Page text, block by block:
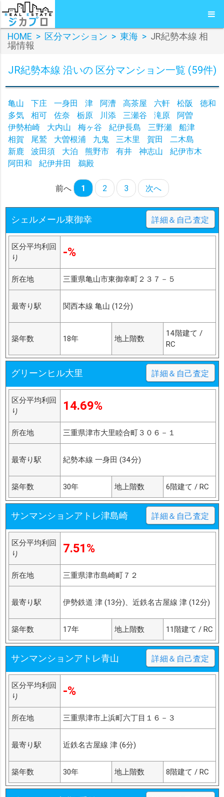
HOME > 区分マンション > 東海 > JR紀勢本線 相
場情報
JR紀勢本線 沿いの 区分マンション一覧 (59件)
亀山 下庄 一身田 津 阿漕 高茶屋 六軒 松阪
徳和
多気
相可 佐奈 栃原 川添 三瀬谷 滝原
阿曽
伊勢柏崎
大内山 梅ヶ谷 紀伊長島 三野瀬
船津
相賀
尾鷲 大曽根浦 九鬼 三木里 賀田
二木島
新鹿
波田須 大泊 熊野市 有井 神志山
紀伊市木
阿田和
紀伊井田 鵜殿
前へ 1 2 3 次へ
シェルメール東御幸 詳細＆自己査定
区分平均利回
り
-%
所在地 三重県亀山市東御幸町２３７－５
最寄り駅 関西本線 亀山 (12分)
築年数 18年 地上階数
14階建て /
RC
グリーンヒル大里 詳細＆自己査定
区分平均利回
り
14.69%
所在地 三重県津市大里睦合町３０６－１
最寄り駅 紀勢本線 一身田 (34分)
築年数 30年 地上階数 6階建て / RC
サンマンションアトレ津島崎 詳細＆自己査定
区分平均利回
り
7.51%
所在地 三重県津市島崎町７２
最寄り駅 伊勢鉄道 津 (13分)、近鉄名古屋線 津 (12分)
築年数 17年 地上階数 11階建て / RC
サンマンションアトレ青山 詳細＆自己査定
区分平均利回
り
-%
所在地 三重県津市上浜町六丁目１６－３
最寄り駅 近鉄名古屋線 津 (6分)
築年数 30年 地上階数 8階建て / RC